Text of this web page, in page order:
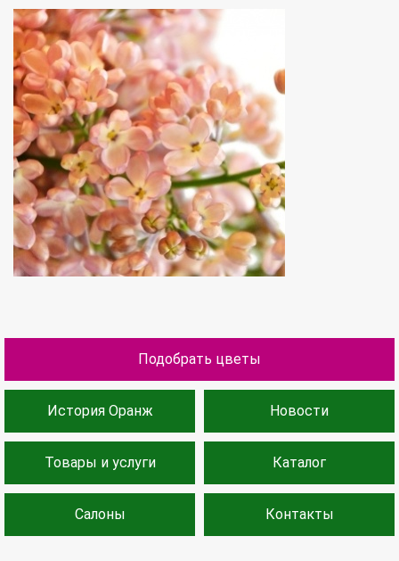
Подобрать цветы
История Оранж Новости
Товары и услуги Каталог
Салоны Контакты